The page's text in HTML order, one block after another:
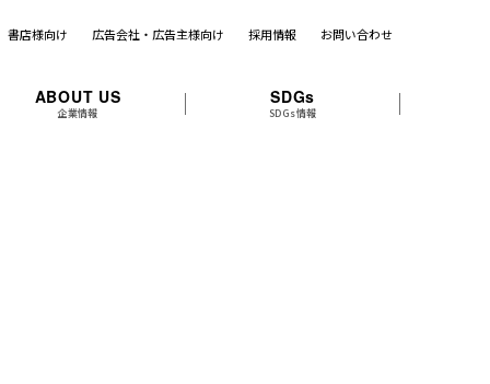
書店様向け 広告会社・広告主様向け 採用情報 お問い合わせ
ABOUT US
企業情報
SDGs
SDGs情報